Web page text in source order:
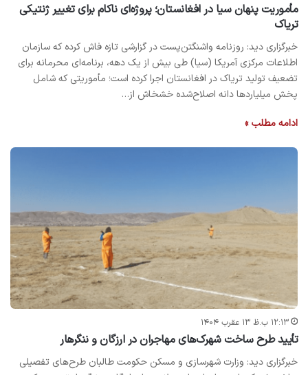
مأموریت پنهان سیا در افغانستان؛ پروژه‌ای ناکام برای تغییر ژنتیکی
تریاک
خبرگزاری دید: روزنامه واشنگتن‌پست در گزارشی تازه فاش کرده که سازمان
اطلاعات مرکزی آمریکا (سیا) طی بیش از یک دهه، برنامه‌ای محرمانه برای
تضعیف تولید تریاک در افغانستان اجرا کرده است؛ مأموریتی که شامل
پخش میلیاردها دانه اصلاح‌شده خشخاش از…
ادامه مطلب »
۱۲:۱۳ ب.ظ ۱۳ عقرب ۱۴۰۴
تأیید طرح ساخت شهرک‌های مهاجران در ارزگان و ننگرهار
خبرگزاری دید: وزارت شهرسازی و مسکن حکومت طالبان طرح‌های تفصیلی